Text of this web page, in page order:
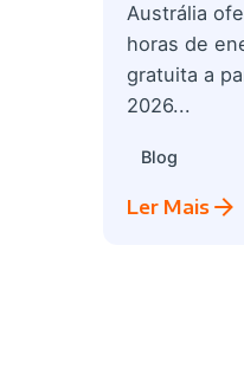
Austrália
horas de
gratuita a
2026...
Blog
Ler Mais